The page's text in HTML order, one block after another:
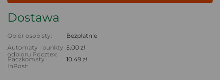
Dostawa
Obiór osobisty:
Bezpłatnie
Automaty i punkty
odbioru Pocztex:
5.00 zł
Paczkomaty
InPost:
10.49 zł